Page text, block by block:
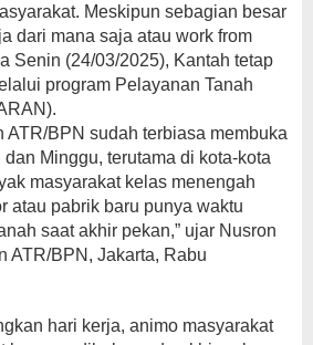
Meskipun sebagian besar
dari mana saja atau work from
Senin (24/03/2025), Kantah tetap
program Pelayanan Tanah
ATR/BPN sudah terbiasa membuka
Minggu, terutama di kota-kota
masyarakat kelas menengah
atau pabrik baru punya waktu
saat akhir pekan,” ujar Nusron
ATR/BPN, Jakarta, Rabu
hari kerja, animo masyarakat